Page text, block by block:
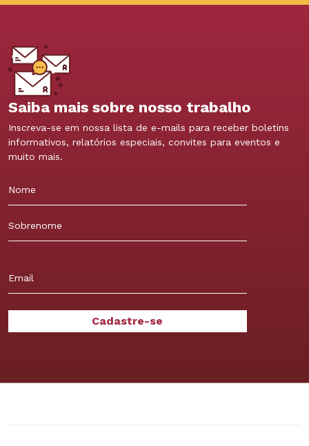
Saiba mais sobre nosso trabalho
Inscreva-se em nossa lista de e-mails para receber boletins
informativos, relatórios especiais, convites para eventos e
muito mais.